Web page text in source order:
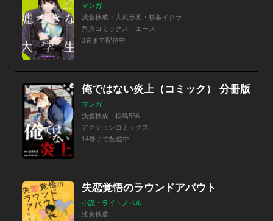
マンガ
浅倉秋成・大沢形画・杉基イクラ
角川コミックス・エース
3巻まで配信中
俺ではない炎上（コミック） 分冊版
マンガ
浅倉秋成・桜鳥556
アクションコミックス
14巻まで配信中
失恋覚悟のラウンドアバウト
小説・ライトノベル
浅倉秋成